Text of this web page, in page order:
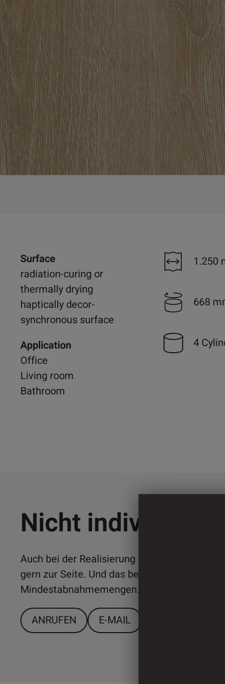
Surface
radiation-curing or
thermally drying
haptically decor-
synchronous surface
Application
Office
Living room
Bathroom
1.250
668
4
Nicht individuell
Auch bei der Realisierung individueller
gern zur Seite. Und das bereits ab relativ
Mindestabnahmemengen. Sprechen Sie uns
ANRUFEN E-MAIL